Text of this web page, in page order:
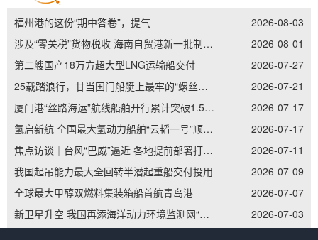
福州港的这份“期中答卷”，提气
2026-08-03
涉及“零关税”货物税收 海南自贸港新一批制度集成创新案例发布
2026-08-01
第二艘国产18万方超大型LNG运输船交付
2026-07-27
25载踏浪行，甘当国门船艇上最牢的“螺丝钉”——记南通边检老兵李加立的“硬核”坚守
2026-07-21
厦门港“丝路海运”航线船舶开行累计突破1.5万艘次
2026-07-17
氢启新航 全国最大氢动力船舶“云韬一号”顺利吉水
2026-07-17
焦点访谈｜台风“巴威”逼近 各地提前部署打好防御主动仗
2026-07-11
我国起吊能力最大全回转半潜起重船交付投用
2026-07-09
全球最大甲醇双燃料集装箱船首航青岛港
2026-07-07
新卫星升空 我国再添海洋动力环境监测网“天眼”
2026-07-03